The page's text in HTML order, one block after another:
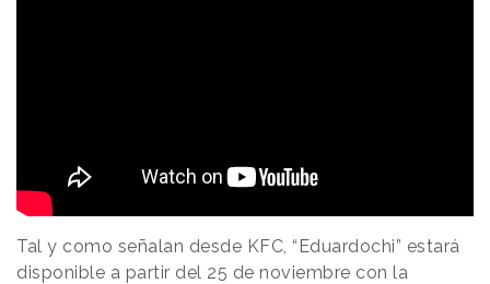
Tal y como señalan desde KFC, “Eduardochi” estará
disponible a partir del 25 de noviembre con la